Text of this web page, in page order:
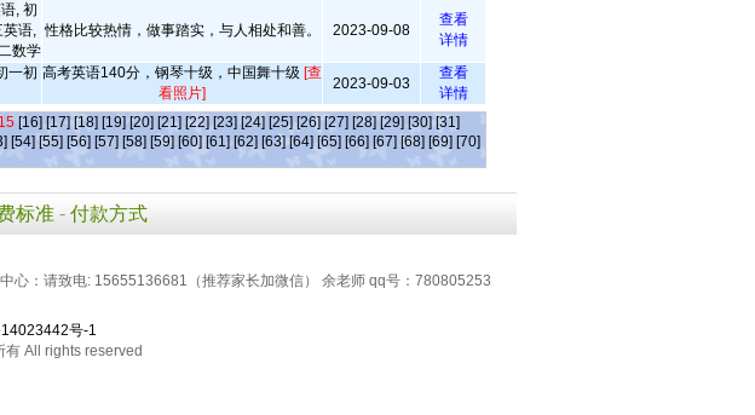
, 初
语,
数学
性格比较热情，做事踏实，与人相处和善。 2023-09-08
查看
详情
一初 高考英语140分，钢琴十级，中国舞十级 [查
看照片]
2023-09-03
查看
详情
[16] [17] [18] [19] [20] [21] [22] [23] [24] [25] [26] [27] [28] [29] [30] [31]
[54] [55] [56] [57] [58] [59] [60] [61] [62] [63] [64] [65] [66] [67] [68] [69] [70]
标准 - 付款方式
心：请致电: 15655136681（推荐家长加微信） 余老师 qq号：780805253
号-1
有 All rights reserved